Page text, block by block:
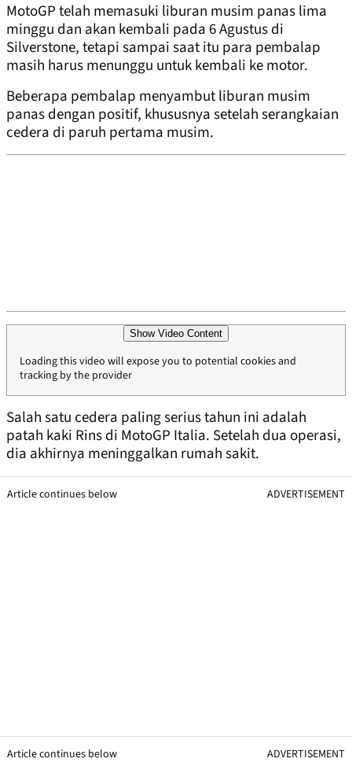
MotoGP telah memasuki liburan musim panas lima
minggu dan akan kembali pada 6 Agustus di
Silverstone, tetapi sampai saat itu para pembalap
masih harus menunggu untuk kembali ke motor.
Beberapa pembalap menyambut liburan musim
panas dengan positif, khususnya setelah serangkaian
cedera di paruh pertama musim.
Show Video Content
Loading this video will expose you to potential cookies and
tracking by the provider
Salah satu cedera paling serius tahun ini adalah
patah kaki Rins di MotoGP Italia. Setelah dua operasi,
dia akhirnya meninggalkan rumah sakit.
Article continues below ADVERTISEMENT
Article continues below ADVERTISEMENT